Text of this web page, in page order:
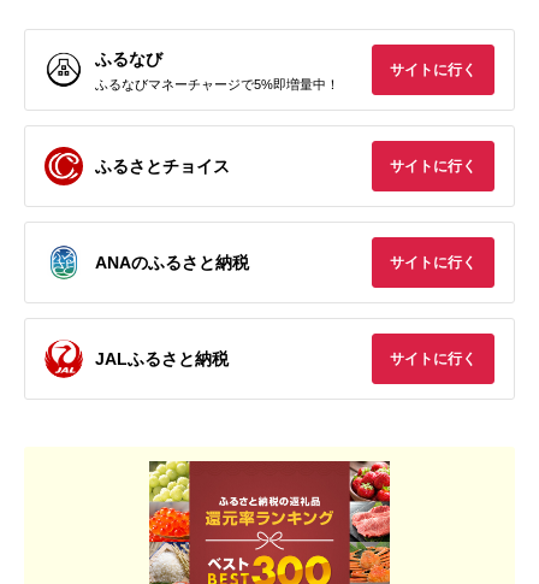
ふるなび
ふるなびマネーチャージで5%即増量中！
サイトに行く
ふるさとチョイス サイトに行く
ANAのふるさと納税 サイトに行く
JALふるさと納税 サイトに行く